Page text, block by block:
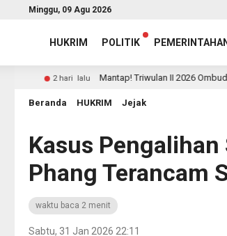
Minggu, 09 Agu 2026
HUKRIM POLITIK PEMERINTAHAN
2 hari lalu Mantap! Triwulan II 2026 Ombudsman
Beranda HUKRIM Jejak
Kasus
Phang Terancam
waktu baca 2 menit
Sabtu, 31 Jan 2026 22:11